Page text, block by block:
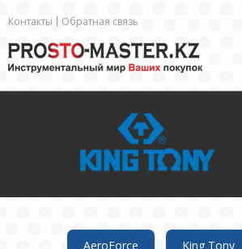
Контакты Обратная связь
AeroForce King Tony